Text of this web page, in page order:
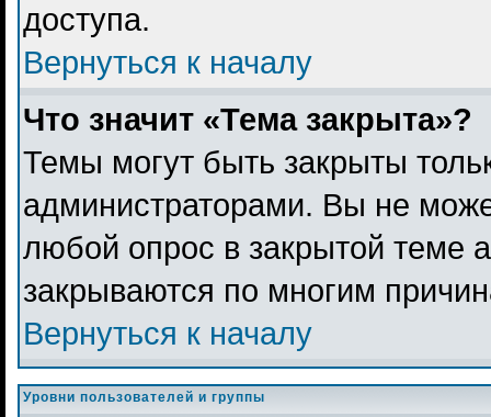
доступа.
Вернуться к началу
Что значит «Тема закрыта»?
Темы могут быть закрыты
администраторами. Вы не
любой опрос в закрытой теме
закрываются по многим
Вернуться к началу
Уровни пользователей и группы